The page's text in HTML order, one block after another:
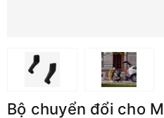
Bộ chuyển đổi cho